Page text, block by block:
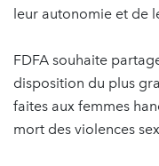
leur autonomie et de
FDFA souhaite
disposition du plus
faites aux femmes
mort des violences